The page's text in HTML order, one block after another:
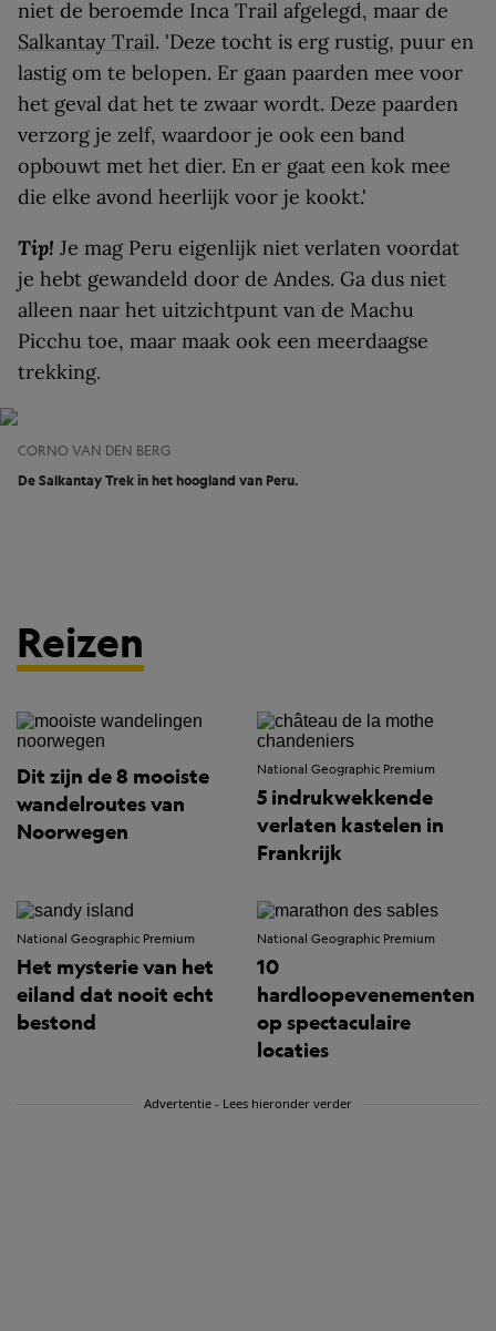
niet de beroemde Inca Trail afgelegd, maar de
Salkantay Trail. 'Deze tocht is erg rustig, puur en
lastig om te belopen. Er gaan paarden mee voor
het geval dat het te zwaar wordt. Deze paarden
verzorg je zelf, waardoor je ook een band
opbouwt met het dier. En er gaat een kok mee
die elke avond heerlijk voor je kookt.'
Tip! Je mag Peru eigenlijk niet verlaten voordat
je hebt gewandeld door de Andes. Ga dus niet
alleen naar het uitzichtpunt van de Machu
Picchu toe, maar maak ook een meerdaagse
trekking.
CORNO VAN DEN BERG
De Salkantay Trek in het hoogland van Peru.
Reizen
Dit zijn de 8 mooiste
wandelroutes van
Noorwegen
National Geographic Premium
5 indrukwekkende
verlaten kastelen in
Frankrijk
National Geographic Premium
Het mysterie van het
eiland dat nooit echt
bestond
National Geographic Premium
10
hardloopevenementen
op spectaculaire
locaties
Advertentie - Lees hieronder verder